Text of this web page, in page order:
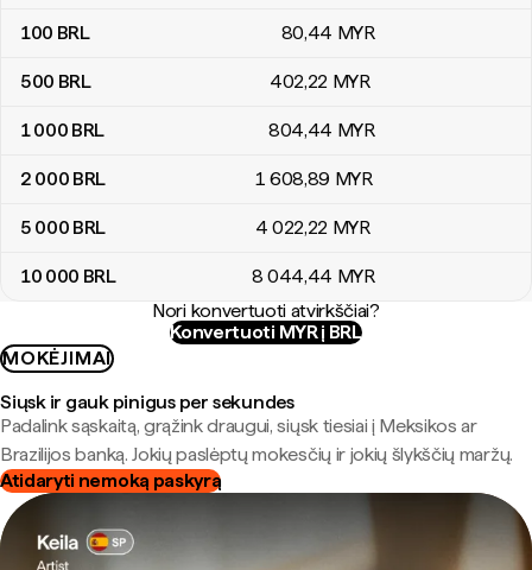
100 BRL 80,44 MYR
500 BRL 402,22 MYR
1 000 BRL 804,44 MYR
2 000 BRL 1 608,89 MYR
5 000 BRL 4 022,22 MYR
10 000 BRL 8 044,44 MYR
Nori konvertuoti atvirkščiai?
Konvertuoti MYR į BRL
MOKĖJIMAI
Siųsk ir gauk pinigus per sekundes
Padalink sąskaitą, grąžink draugui, siųsk tiesiai į Meksikos ar
Brazilijos banką. Jokių paslėptų mokesčių ir jokių šlykščių maržų.
Atidaryti nemoką paskyrą